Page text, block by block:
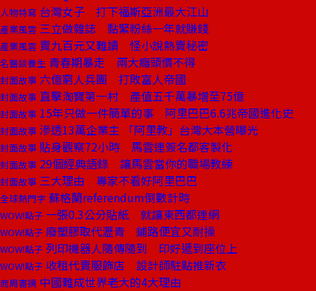
人物特寫 台灣女子 打下福斯亞洲最大江山
產業風雲 三立做雜誌 黏緊粉絲一年就賺錢
產業風雲 賣九百元又難讀 怪小說熱賣秘密
名醫談養生 青春期暴走 兩大癮頭慣不得
封面故事 六億窮人兵團 打敗富人帝國
封面故事 直擊淘寶第一村 產值五千萬暴增至75億
封面故事 15年只做一件簡單的事 阿里巴巴6.6兆帝國進化史
封面故事 滲透13萬企業主 「阿里教」台灣大本營曝光
封面故事 貼身觀察72小時 馬雲連簽名都客製化
封面故事 29個經典語錄 讓馬雲當你的職場教練
封面故事 三大理由 專家不看好阿里巴巴
全球熱門字 蘇格蘭referendum倒數計時
WOW!點子 一張0.3公分貼紙 就讓東西都連網
WOW!點子 廢塑膠取代瀝青 鋪路便宜又耐操
WOW!點子 列印機器人隨傳隨到 印好遞到座位上
WOW!點子 收租代賣服飾店 設計師駐點推新衣
商周書摘 中國難成世界老大的4大理由